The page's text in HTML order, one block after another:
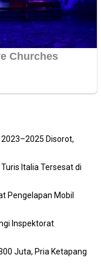
Disorot,
Italia Tersesat di
Pengelapan Mobil
Inspektorat
Juta, Pria Ketapang